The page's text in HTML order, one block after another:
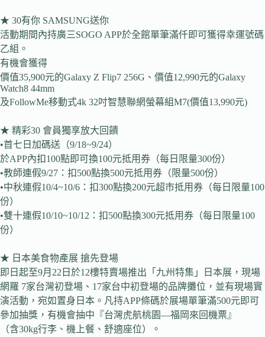
★ 30有你 SAMSUNG送你
活動期間內持廣三SOGO APP於全館單筆滿仟即可獲得幸運號碼
乙組。
有機會獲得
價值35,900元的Galaxy Z Flip7 256G、價值12,990元的Galaxy
Watch8 44mm
及FollowMe移動式4k 32吋智慧聯網螢幕組M7(價值13,990元)
★ 精彩30 會員獨享放大回饋
•首七日加碼送（9/18~9/24）
於APP內扣100點即可換100元抵用券（每日限量300份）
•教師連假9/27：扣500點換500元抵用券（限量500份）
•中秋連假10/4~10/6：扣300點換200元超市抵用券（每日限量100
份）
•雙十連假10/10~10/12：扣500點換300元抵用券（每日限量100
份）
★ 日本美食物產展 搶先登場
即日起至9月22日於12樓特賣場推出「九州特集」日本展，現場
網羅 7家台灣初登場、17家台中初登場的品牌攤位，並有現場實
演活動，宛如置身日本。凡持APP條碼於展場單筆滿500元即可
參加抽獎，有機會抽中『台灣虎航桃園—福岡來回機票』
（含30kg行李、機上餐、舒適座位）。